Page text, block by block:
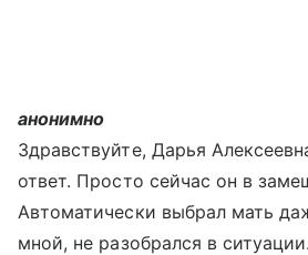
анонимно
Здравствуйте, Дарья
ответ. Просто сейчас он в
Автоматически выбрал мать
мной, не разобрался в